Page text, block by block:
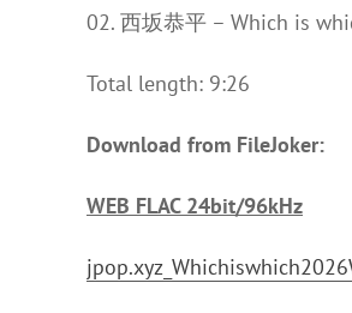
02. 西坂恭平 – Which is
Total length: 9:26
Download from FileJoker:
WEB FLAC 24bit/96kHz